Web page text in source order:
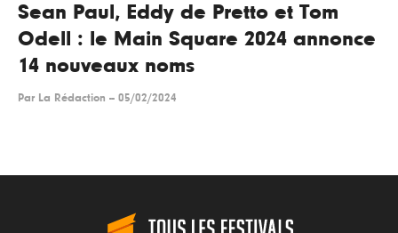
Sean Paul, Eddy de Pretto et Tom
Odell : le Main Square 2024 annonce
14 nouveaux noms
Par La Rédaction -- 05/02/2024